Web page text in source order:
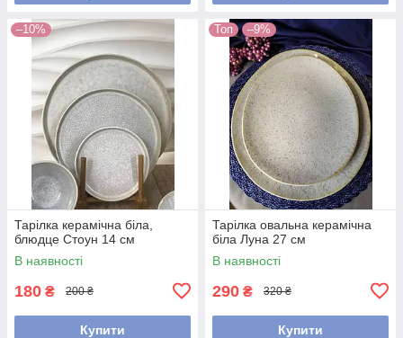
–10%
Тарілка керамічна біла,
блюдце Стоун 14 см
В наявності
180 ₴ 200 ₴
Купити
Топ –9%
Тарілка овальна керамічна
біла Луна 27 см
В наявності
290 ₴ 320 ₴
Купити